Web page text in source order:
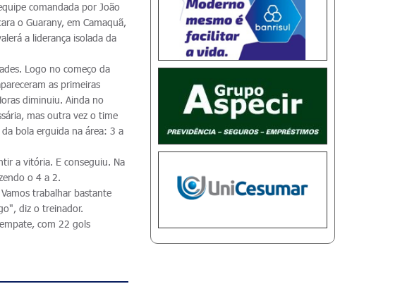
comandada por João
o Guarany, em Camaquã,
a liderança isolada da
Logo no começo da
as primeiras
diminuiu. Ainda no
mas outra vez o time
bola erguida na área: 3 a
a vitória. E conseguiu. Na
o 4 a 2.
trabalhar bastante
diz o treinador.
com 22 gols